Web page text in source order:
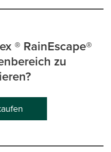
® RainEscape®
zu